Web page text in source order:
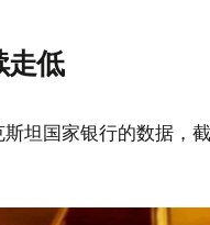
走低
斯坦国家银行的数据，